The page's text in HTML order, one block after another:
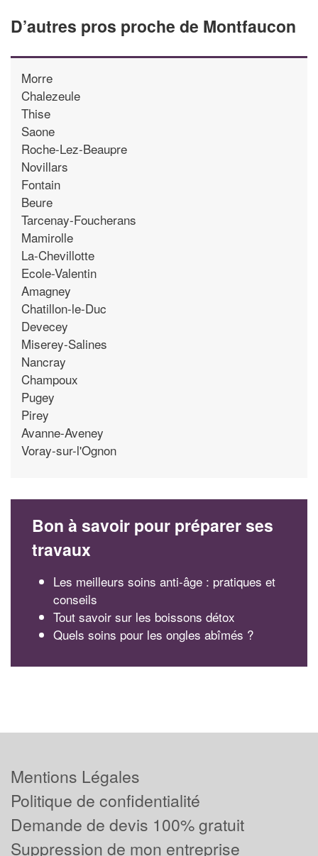
D’autres pros proche de Montfaucon
Morre
Chalezeule
Thise
Saone
Roche-Lez-Beaupre
Novillars
Fontain
Beure
Tarcenay-Foucherans
Mamirolle
La-Chevillotte
Ecole-Valentin
Amagney
Chatillon-le-Duc
Devecey
Miserey-Salines
Nancray
Champoux
Pugey
Pirey
Avanne-Aveney
Voray-sur-l'Ognon
Bon à savoir pour préparer ses
travaux
Les meilleurs soins anti-âge : pratiques et
conseils
Tout savoir sur les boissons détox
Quels soins pour les ongles abîmés ?
Mentions Légales
Politique de confidentialité
Demande de devis 100% gratuit
Suppression de mon entreprise